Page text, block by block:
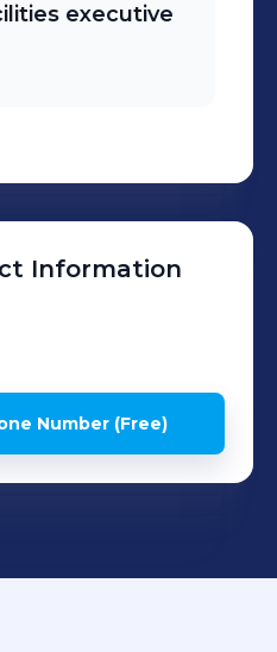
executive
Information
Number (Free)